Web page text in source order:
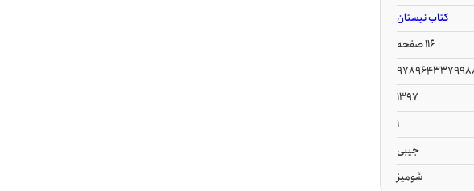
کتاب نیستان
116 صفحه
1397
1
جیبی
شومیز